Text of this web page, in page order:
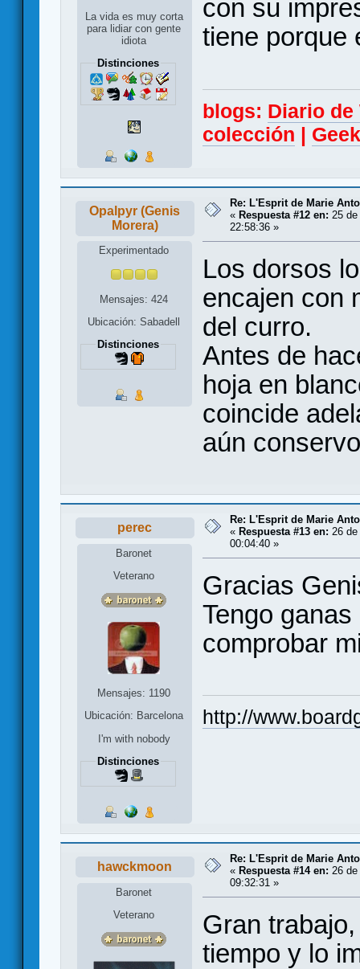
La vida es muy corta
para lidiar con gente
idiota
Distinciones
con su
tiene porque
blogs: Diario
colección |
Opalpyr (Genis
Morera)
Experimentado
Mensajes: 424
Ubicación: Sabadell
Distinciones
Re: L'Esprit de Marie
« Respuesta #12 en: 25
22:58:36 »
Los dorsos
encajen con
del curro.
Antes de
hoja en
coincide
aún
perec
Baronet
Veterano
Mensajes: 1190
Ubicación: Barcelona
I'm with nobody
Distinciones
Re: L'Esprit de Marie
« Respuesta #13 en: 26
00:04:40 »
Gracias
Tengo
comprobar
http://
hawckmoon
Baronet
Veterano
Re: L'Esprit de Marie
« Respuesta #14 en: 26
09:32:31 »
Gran
tiempo y lo